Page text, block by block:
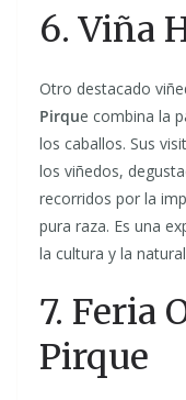
6. Viña
Otro destacado
Pirque combina la
los caballos. Sus
los viñedos,
recorridos por la
pura raza. Es una
la cultura y la
7. Feria
Pirque